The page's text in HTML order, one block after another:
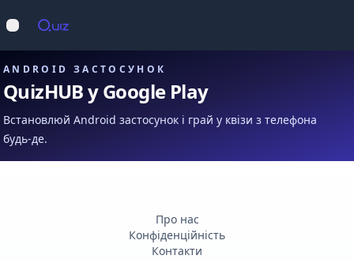
Відкрити меню
ANDROID ЗАСТОСУНОК
QuizHUB у Google Play
Встановлюй Android застосунок і грай у квізи з телефона
будь-де.
Про нас
Конфіденційність
Контакти